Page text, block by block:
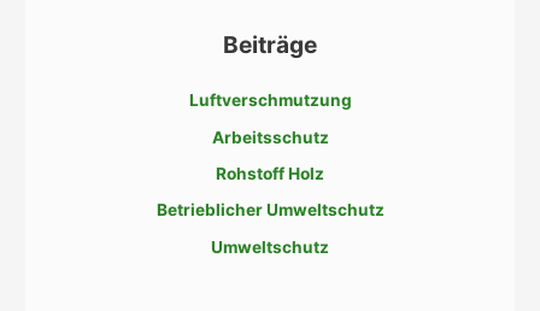
Beiträge
Luftverschmutzung
Arbeitsschutz
Rohstoff Holz
Betrieblicher Umweltschutz
Umweltschutz